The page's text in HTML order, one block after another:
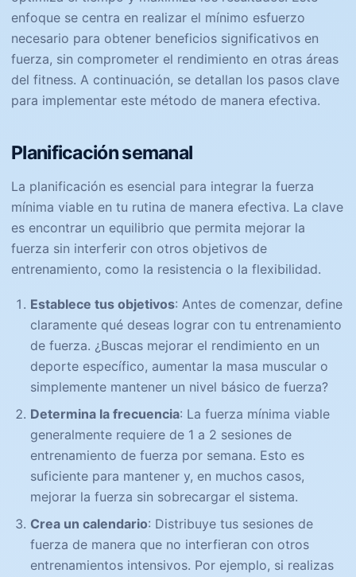
enfoque se centra en realizar el mínimo esfuerzo
necesario para obtener beneficios significativos en
fuerza, sin comprometer el rendimiento en otras áreas
del fitness. A continuación, se detallan los pasos clave
para implementar este método de manera efectiva.
Planificación semanal
La planificación es esencial para integrar la fuerza
mínima viable en tu rutina de manera efectiva. La clave
es encontrar un equilibrio que permita mejorar la
fuerza sin interferir con otros objetivos de
entrenamiento, como la resistencia o la flexibilidad.
Establece tus objetivos: Antes de comenzar, define
claramente qué deseas lograr con tu entrenamiento
de fuerza. ¿Buscas mejorar el rendimiento en un
deporte específico, aumentar la masa muscular o
simplemente mantener un nivel básico de fuerza?
Determina la frecuencia: La fuerza mínima viable
generalmente requiere de 1 a 2 sesiones de
entrenamiento de fuerza por semana. Esto es
suficiente para mantener y, en muchos casos,
mejorar la fuerza sin sobrecargar el sistema.
Crea un calendario: Distribuye tus sesiones de
fuerza de manera que no interfieran con otros
entrenamientos intensivos. Por ejemplo, si realizas